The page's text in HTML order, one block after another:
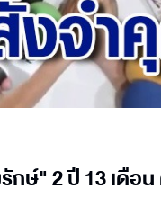
ษ์" 2 ปี 13 เดือ